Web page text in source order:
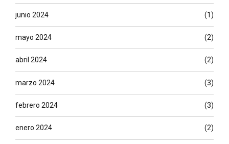
junio 2024 (1)
mayo 2024 (2)
abril 2024 (2)
marzo 2024 (3)
febrero 2024 (3)
enero 2024 (2)